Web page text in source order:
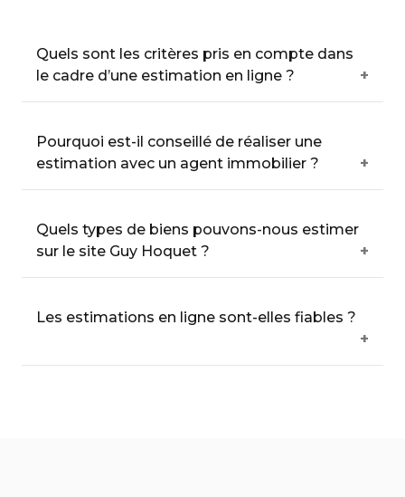
Quels sont les critères pris en compte dans
le cadre d’une estimation en ligne ?
Pourquoi est-il conseillé de réaliser une
estimation avec un agent immobilier ?
Quels types de biens pouvons-nous estimer
sur le site Guy Hoquet ?
Les estimations en ligne sont-elles fiables ?